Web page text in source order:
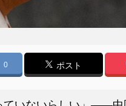
0 ポスト